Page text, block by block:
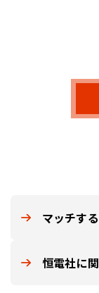
マッチす
恒電社に